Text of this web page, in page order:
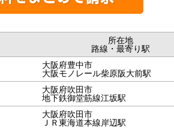
所在地
路線・最寄り駅
大阪府豊中市
大阪モノレール柴原阪大前駅
大阪府吹田市
地下鉄御堂筋線江坂駅
大阪府吹田市
ＪＲ東海道本線岸辺駅